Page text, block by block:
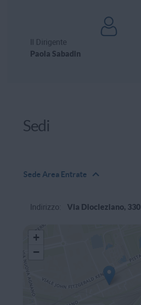
Il Dirigente
Paola Sabadin
Sedi
Sede Area Entrate
Indirizzo: Via Diocleziano, 330
+
−